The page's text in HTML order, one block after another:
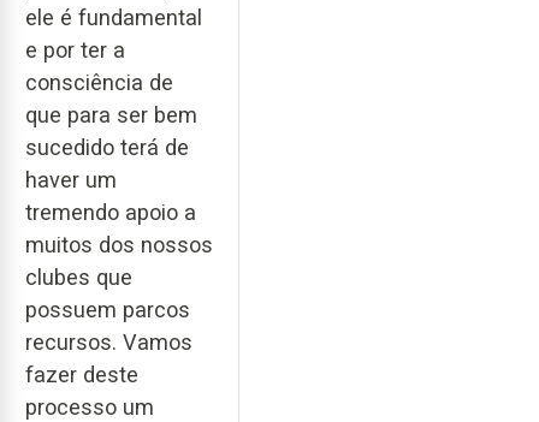
ele é fundamental
e por ter a
consciência de
que para ser bem
sucedido terá de
haver um
tremendo apoio a
muitos dos nossos
clubes que
possuem parcos
recursos. Vamos
fazer deste
processo um